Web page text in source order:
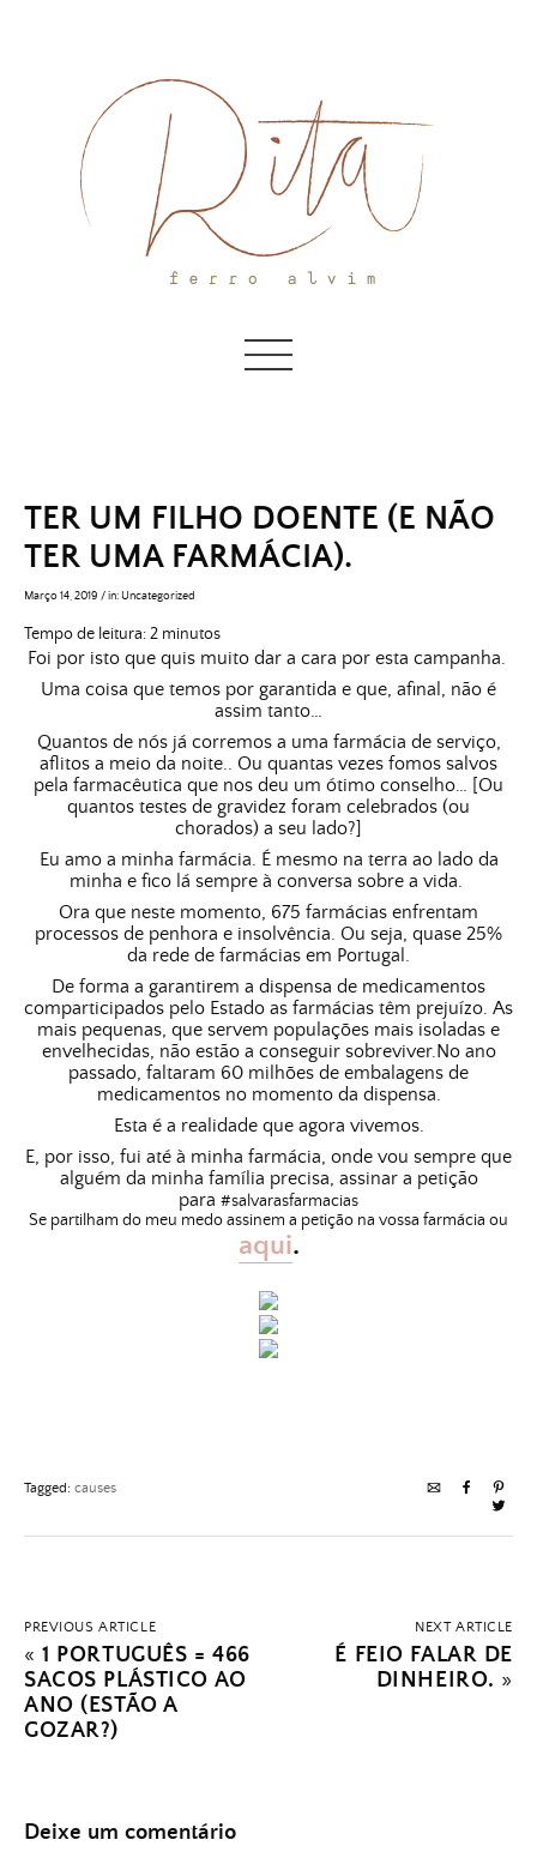
TER UM FILHO DOENTE (E NÃO
TER UMA FARMÁCIA).
Março 14, 2019 /in: Uncategorized
Tempo de leitura:2 minutos
Foi por isto que quis muito dar a cara por esta campanha.
Uma coisa que temos por garantida e que, afinal, não é
assim tanto…
Quantos de nós já corremos a uma farmácia de serviço,
aflitos a meio da noite.. Ou quantas vezes fomos salvos
pela farmacêutica que nos deu um ótimo conselho… [Ou
quantos testes de gravidez foram celebrados (ou
chorados) a seu lado?]
Eu amo a minha farmácia. É mesmo na terra ao lado da
minha e fico lá sempre à conversa sobre a vida.
Ora que neste momento, 675 farmácias enfrentam
processos de penhora e insolvência. Ou seja, quase 25%
da rede de farmácias em Portugal.
De forma a garantirem a dispensa de medicamentos
comparticipados pelo Estado as farmácias têm prejuízo. As
mais pequenas, que servem populações mais isoladas e
envelhecidas, não estão a conseguir sobreviver.No ano
passado, faltaram 60 milhões de embalagens de
medicamentos no momento da dispensa.
Esta é a realidade que agora vivemos.
E, por isso, fui até à minha farmácia, onde vou sempre que
alguém da minha família precisa, assinar a petição
para #salvarasfarmacias
Se partilham do meu medo assinem a petição na vossa farmácia ou
aqui.
Tagged: causes
PREVIOUS ARTICLE
«1 PORTUGUÊS = 466
SACOS PLÁSTICO AO
ANO (ESTÃO A
GOZAR?)
NEXT ARTICLE
É FEIO FALAR DE
DINHEIRO. »
Deixe um comentário